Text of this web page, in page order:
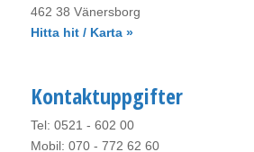
462 38 Vänersborg
Hitta hit / Karta »
Kontaktuppgifter
Tel: 0521 - 602 00
Mobil: 070 - 772 62 60